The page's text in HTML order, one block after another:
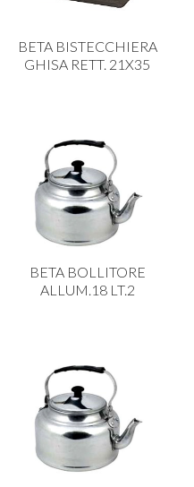
BETA BISTECCHIERA
GHISA RETT. 21X35
BETA BOLLITORE
ALLUM.18 LT.2